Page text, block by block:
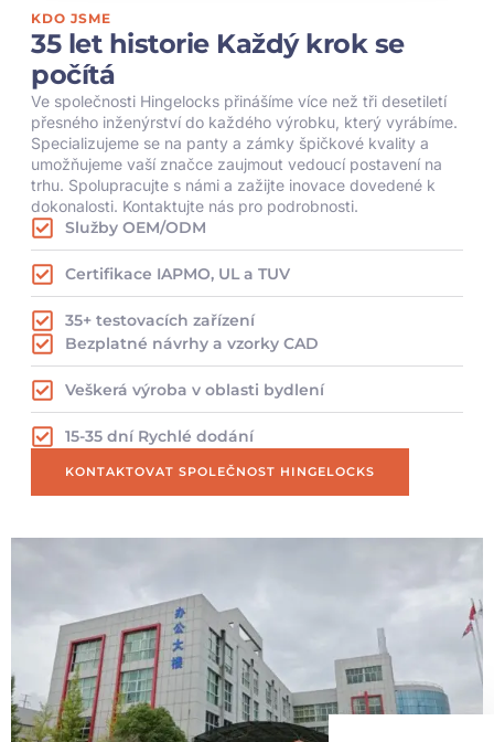
KDO JSME
35 let historie Každý krok se
počítá
Ve společnosti Hingelocks přinášíme více než tři desetiletí
přesného inženýrství do každého výrobku, který vyrábíme.
Specializujeme se na panty a zámky špičkové kvality a
umožňujeme vaší značce zaujmout vedoucí postavení na
trhu. Spolupracujte s námi a zažijte inovace dovedené k
dokonalosti. Kontaktujte nás pro podrobnosti.
Služby OEM/ODM
Certifikace IAPMO, UL a TUV
35+ testovacích zařízení
Bezplatné návrhy a vzorky CAD
Veškerá výroba v oblasti bydlení
15-35 dní Rychlé dodání
KONTAKTOVAT SPOLEČNOST HINGELOCKS